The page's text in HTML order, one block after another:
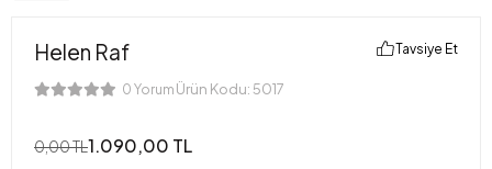
Helen Raf
0 Yorum Ürün Kodu: 5017
Tavsiye Et
0,00 TL1.090,00 TL